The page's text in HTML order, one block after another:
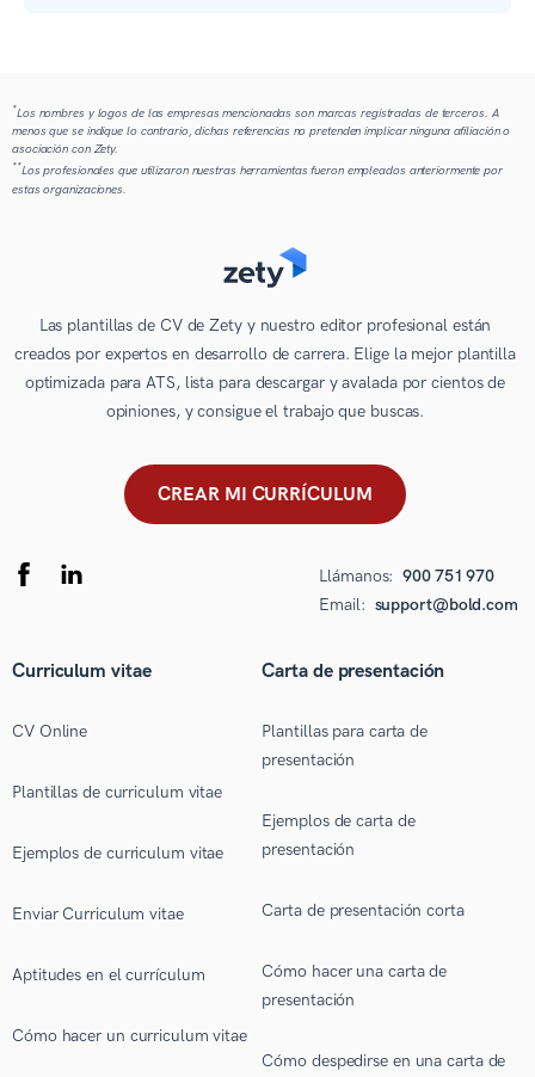
*Los nombres y logos de las empresas mencionadas son marcas registradas de terceros. A
menos que se indique lo contrario, dichas referencias no pretenden implicar ninguna afiliación o
asociación con Zety.
**Los profesionales que utilizaron nuestras herramientas fueron empleados anteriormente por
estas organizaciones.
Las plantillas de CV de Zety y nuestro editor profesional están
creados por expertos en desarrollo de carrera. Elige la mejor plantilla
optimizada para ATS, lista para descargar y avalada por cientos de
opiniones, y consigue el trabajo que buscas.
CREAR MI CURRÍCULUM
Llámanos: 900 751 970
Email: support@bold.com
Curriculum vitae
CV Online
Plantillas de curriculum vitae
Ejemplos de curriculum vitae
Enviar Curriculum vitae
Aptitudes en el currículum
Cómo hacer un curriculum vitae
Carta de presentación
Plantillas para carta de
presentación
Ejemplos de carta de
presentación
Carta de presentación corta
Cómo hacer una carta de
presentación
Cómo despedirse en una carta de